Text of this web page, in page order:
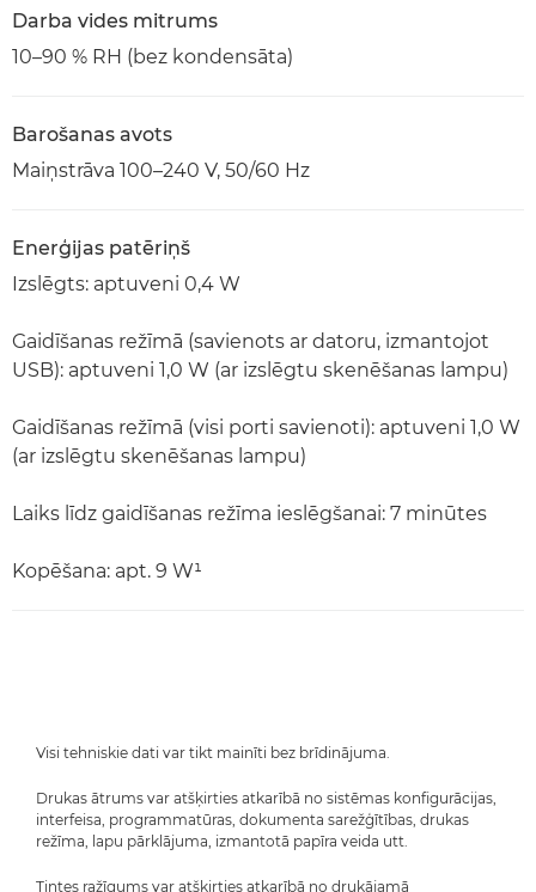
Darba vides mitrums
10–90 % RH (bez kondensāta)
Barošanas avots
Maiņstrāva 100–240 V, 50/60 Hz
Enerģijas patēriņš
Izslēgts: aptuveni 0,4 W
Gaidīšanas režīmā (savienots ar datoru, izmantojot
USB): aptuveni 1,0 W (ar izslēgtu skenēšanas lampu)
Gaidīšanas režīmā (visi porti savienoti): aptuveni 1,0 W
(ar izslēgtu skenēšanas lampu)
Laiks līdz gaidīšanas režīma ieslēgšanai: 7 minūtes
Kopēšana: apt. 9 W¹
Visi tehniskie dati var tikt mainīti bez brīdinājuma.
Drukas ātrums var atšķirties atkarībā no sistēmas konfigurācijas,
interfeisa, programmatūras, dokumenta sarežģītības, drukas
režīma, lapu pārklājuma, izmantotā papīra veida utt.
Tintes ražīgums var atšķirties atkarībā no drukājamā